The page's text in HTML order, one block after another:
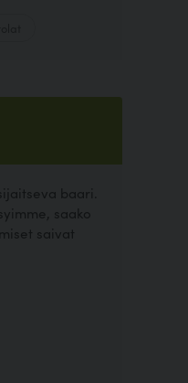
baari.
saako
saivat